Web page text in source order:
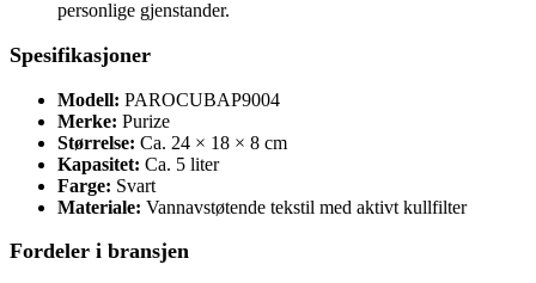
personlige gjenstander.
Spesifikasjoner
Modell: PAROCUBAP9004
Merke: Purize
Størrelse: Ca. 24 × 18 × 8 cm
Kapasitet: Ca. 5 liter
Farge: Svart
Materiale: Vannavstøtende tekstil med aktivt kullfilter
Fordeler i bransjen